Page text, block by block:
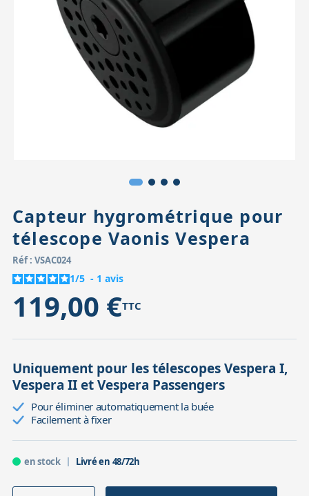
Accessoires pour montures
Têtes
Pièces détachées
Capteur hygrométrique pour
télescope Vaonis Vespera
Réf : VSAC024
1/5 - 1 avis
119,00 €TTC
Uniquement pour les télescopes Vespera I,
Vespera II et Vespera Passengers
Pour éliminer automatiquement la buée
Facilement à fixer
en stock Livré en 48/72h